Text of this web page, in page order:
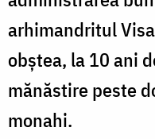
arhimandritul
obștea, la 10 ani
mănăstire peste
monahi.